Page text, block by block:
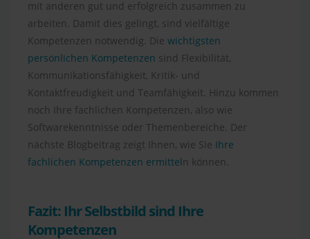
mit anderen gut und erfolgreich zusammen zu
arbeiten. Damit dies gelingt, sind vielfältige
Kompetenzen notwendig. Die wichtigsten
persönlichen Kompetenzen sind Flexibilität,
Kommunikationsfähigkeit, Kritik- und
Kontaktfreudigkeit und Teamfähigkeit. Hinzu kommen
noch Ihre fachlichen Kompetenzen, also wie
Softwarekenntnisse oder Themenbereiche. Der
nächste Blogbeitrag zeigt Ihnen, wie Sie Ihre
fachlichen Kompetenzen ermitteln können.
Fazit: Ihr Selbstbild sind Ihre
Kompetenzen